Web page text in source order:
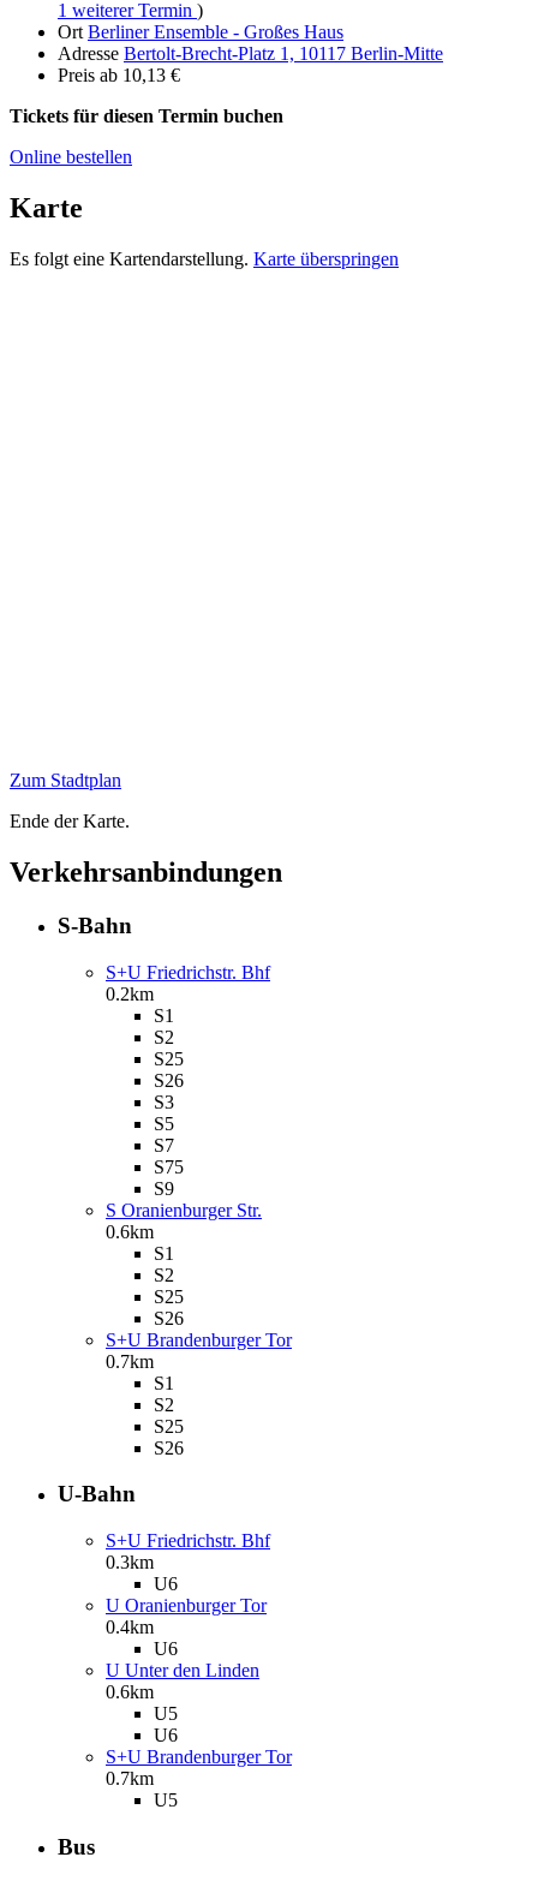
1 weiterer Termin )
Ort Berliner Ensemble - Großes Haus
Adresse Bertolt-Brecht-Platz 1, 10117 Berlin-Mitte
Preis ab 10,13 €
Tickets für diesen Termin buchen
Online bestellen
Karte
Es folgt eine Kartendarstellung. Karte überspringen
Zum Stadtplan
Ende der Karte.
Verkehrsanbindungen
S-Bahn
S+U Friedrichstr. Bhf
0.2km
S1
S2
S25
S26
S3
S5
S7
S75
S9
S Oranienburger Str.
0.6km
S1
S2
S25
S26
S+U Brandenburger Tor
0.7km
S1
S2
S25
S26
U-Bahn
S+U Friedrichstr. Bhf
0.3km
U6
U Oranienburger Tor
0.4km
U6
U Unter den Linden
0.6km
U5
U6
S+U Brandenburger Tor
0.7km
U5
Bus